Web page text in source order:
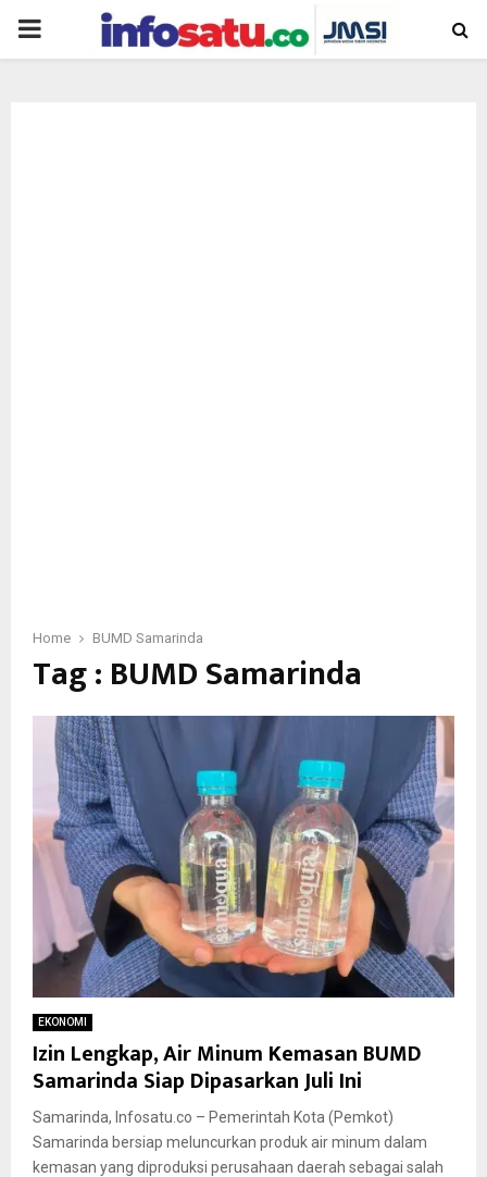
PRIMARY
Home BUMD Samarinda
Tag : BUMD Samarinda
EKONOMI
Izin Lengkap, Air Minum Kemasan BUMD
Samarinda Siap Dipasarkan Juli Ini
Samarinda, Infosatu.co – Pemerintah Kota (Pemkot)
Samarinda bersiap meluncurkan produk air minum dalam
kemasan yang diproduksi perusahaan daerah sebagai salah